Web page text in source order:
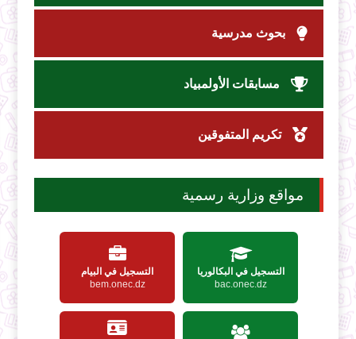
بحوث مدرسية
مسابقات الأولمبياد
تكريم المتفوقين
مواقع وزارية رسمية
التسجيل في البكالوريا
bac.onec.dz
التسجيل في البيام
bem.onec.dz